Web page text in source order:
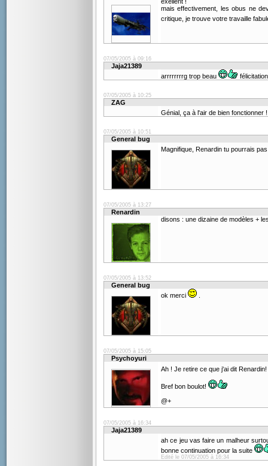
mais effectivement, les obus ne
critique, je trouve votre travaille
07/05/2005 à 09:16
Jaja21389
arrrrrrrrg trop beau
07/05/2005 à 10:25
ZAG
Génial, ça à l'air de bien fonctionner
07/05/2005 à 10:51
General bug
Magnifique, Renardin tu pourrais
07/05/2005 à 13:27
Renardin
disons : une dizaine de modèles +
07/05/2005 à 13:52
General bug
ok merci
07/05/2005 à 15:05
Psychoyuri
Ah ! Je retire ce que j'ai dit Renardin!
Bref bon boulot!
@+
07/05/2005 à 16:34
Jaja21389
ah ce jeu vas faire un malheur
bonne continuation pour la suite
Edité le 07/05/2005 à 16:34